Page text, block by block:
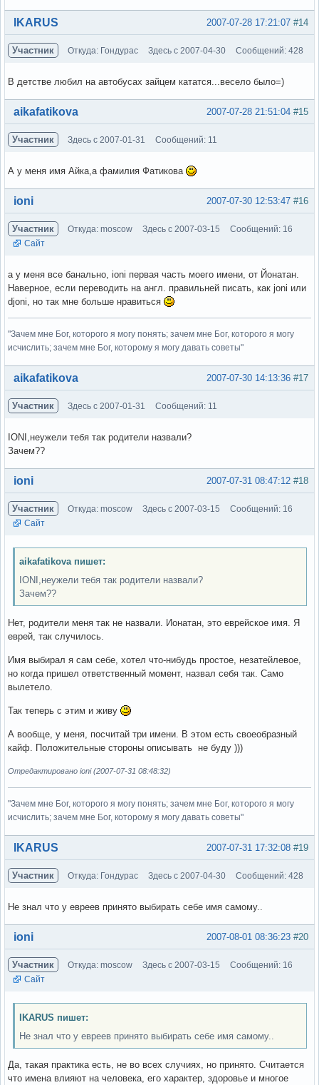
Вне форума #14
2007-07-28 17:21:07
IKARUS
Участник Откуда: Гондурас Здесь с 2007-04-30 Сообщений: 428
В детстве любил на автобусах зайцем кататся...весело было=)
Вне форума #15
2007-07-28 21:51:04
aikafatikova
Участник Здесь с 2007-01-31 Сообщений: 11
А у меня имя Айка,а фамилия Фатикова
Вне форума #16
2007-07-30 12:53:47
ioni
Участник Откуда: moscow Здесь с 2007-03-15
Сообщений: 16
Сайт
а у меня все банально, ioni первая часть моего имени, от Йонатан.
Наверное, если переводить на англ. правильней писать, как joni или
djoni, но так мне больше нравиться
"Зачем мне Бог, которого я могу понять; зачем мне Бог, которого я могу
исчислить; зачем мне Бог, которому я могу давать советы"
Вне форума #17
2007-07-30 14:13:36
aikafatikova
Участник Здесь с 2007-01-31 Сообщений: 11
IONI,неужели тебя так родители назвали?
Зачем??
Вне форума #18
2007-07-31 08:47:12
ioni
Участник Откуда: moscow Здесь с 2007-03-15
Сообщений: 16
Сайт
aikafatikova пишет:
IONI,неужели тебя так родители назвали?
Зачем??
Нет, родители меня так не назвали. Ионатан, это еврейское имя. Я
еврей, так случилось.
Имя выбирал я сам себе, хотел что-нибудь простое, незатейлевое,
но когда пришел ответственный момент, назвал себя так. Само
вылетело.
Так теперь с этим и живу
А вообще, у меня, посчитай три имени. В этом есть своеобразный
кайф. Положительные стороны описывать не буду )))
Отредактировано ioni (2007-07-31 08:48:32)
"Зачем мне Бог, которого я могу понять; зачем мне Бог, которого я могу
исчислить; зачем мне Бог, которому я могу давать советы"
Вне форума #19
2007-07-31 17:32:08
IKARUS
Участник Откуда: Гондурас Здесь с 2007-04-30 Сообщений: 428
Не знал что у евреев принято выбирать себе имя самому..
Вне форума #20
2007-08-01 08:36:23
ioni
Участник Откуда: moscow Здесь с 2007-03-15
Сообщений: 16
Сайт
IKARUS пишет:
Не знал что у евреев принято выбирать себе имя самому..
Да, такая практика есть, не во всех случиях, но принято. Считается
что имена влияют на человека, его характер, здоровье и многое